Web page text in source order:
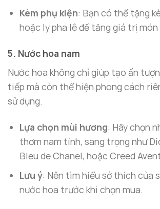
Kèm phụ kiện: Bạn có thể tặng
hoặc ly pha lê để tăng giá trị món
5. Nước hoa nam
Nước hoa không chỉ giúp tạo ấn
tiếp mà còn thể hiện phong cách
sử dụng.
Lựa chọn mùi hương: Hãy chọn
thơm nam tính, sang trọng như
Bleu de Chanel, hoặc Creed
Lưu ý: Nên tìm hiểu sở thích của
nước hoa trước khi chọn mua.